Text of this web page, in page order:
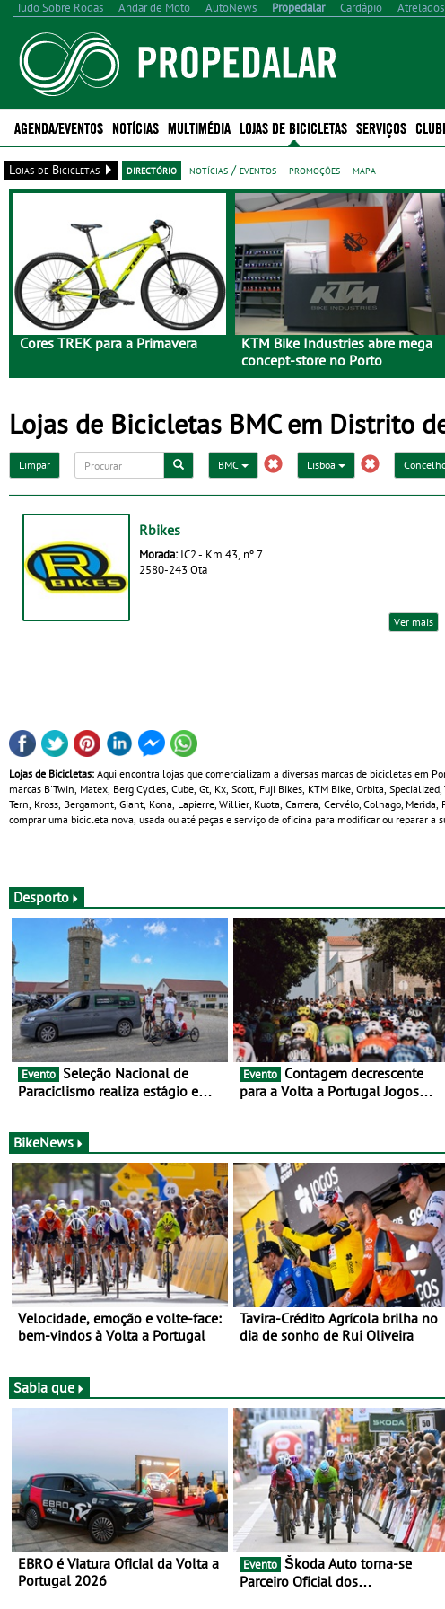
Tudo Sobre Rodas Andar de Moto AutoNews Propedalar Cardápio Atrelados
AGENDA/EVENTOS NOTÍCIAS MULTIMÉDIA LOJAS DE BICICLETAS SERVIÇOS
Lojas de Bicicletas directório notícias / eventos promoções mapa
Cores TREK para a Primavera
KTM Bike Industries abre mega
concept-store no Porto
Lojas de Bicicletas BMC em Distrito
Limpar BMC Lisboa
Rbikes
Morada: IC2 - Km 43, nº 7
2580-243 Ota
Ver mais
Lojas de Bicicletas: Aqui encontra lojas que comercializam a diversas marcas de bicicletas em
marcas B'Twin, Matex, Berg Cycles, Cube, Gt, Kx, Scott, Fuji Bikes, KTM Bike, Orbita,
Tern, Kross, Bergamont, Giant, Kona, Lapierre, Willier, Kuota, Carrera, Cervélo, Colnago,
comprar uma bicicleta nova, usada ou até peças e serviço de oficina para modificar ou reparar a
Desporto
Evento
Paraciclismo realiza estágio em
Evento
para a Volta a Portugal Jogos
BikeNews
Velocidade, emoção e volte-face:
bem-vindos à Volta a Portugal
Tavira-Crédito Agrícola brilha no
dia de sonho de Rui Oliveira
Sabia que
EBRO é Viatura Oficial da Volta a
Portugal 2026
Evento
Parceiro Oficial dos